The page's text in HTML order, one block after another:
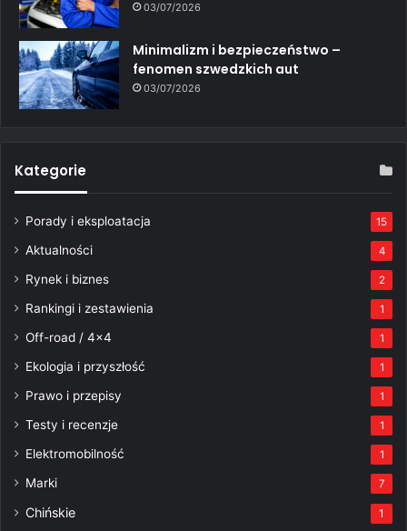
03/07/2026
Minimalizm i bezpieczeństwo –
fenomen szwedzkich aut
03/07/2026
Kategorie
Porady i eksploatacja 15
Aktualności 4
Rynek i biznes 2
Rankingi i zestawienia 1
Off-road / 4×4 1
Ekologia i przyszłość 1
Prawo i przepisy 1
Testy i recenzje 1
Elektromobilność 1
Marki 7
Chińskie 1